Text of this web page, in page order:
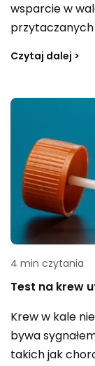
wsparcie w
wymieniane
do
Czytaj dalej >
4 min czytania
Test na krew
Krew w kale
bywa
takich jak